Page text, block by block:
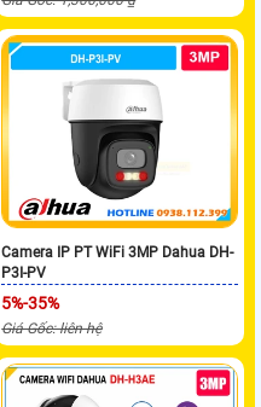
Camera IP PT WiFi 3MP Dahua DH-
P3I-PV
5%-35%
Giá Gốc: liên hệ